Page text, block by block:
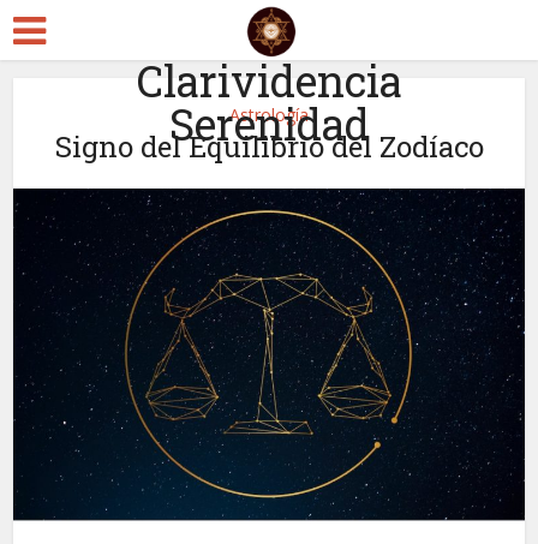
Clarividencia
Serenidad
Astrología
Signo del Equilibrio del Zodíaco